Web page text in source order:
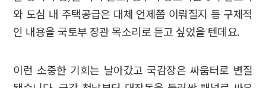
와 도심 내 주택공급은 대체 언제쯤 이뤄질지 등 구체적
인 내용을 국토부 장관 목소리로 듣고 싶었을 텐데요.
이런 소중한 기회는 날아갔고 국감장은 싸움터로 변질